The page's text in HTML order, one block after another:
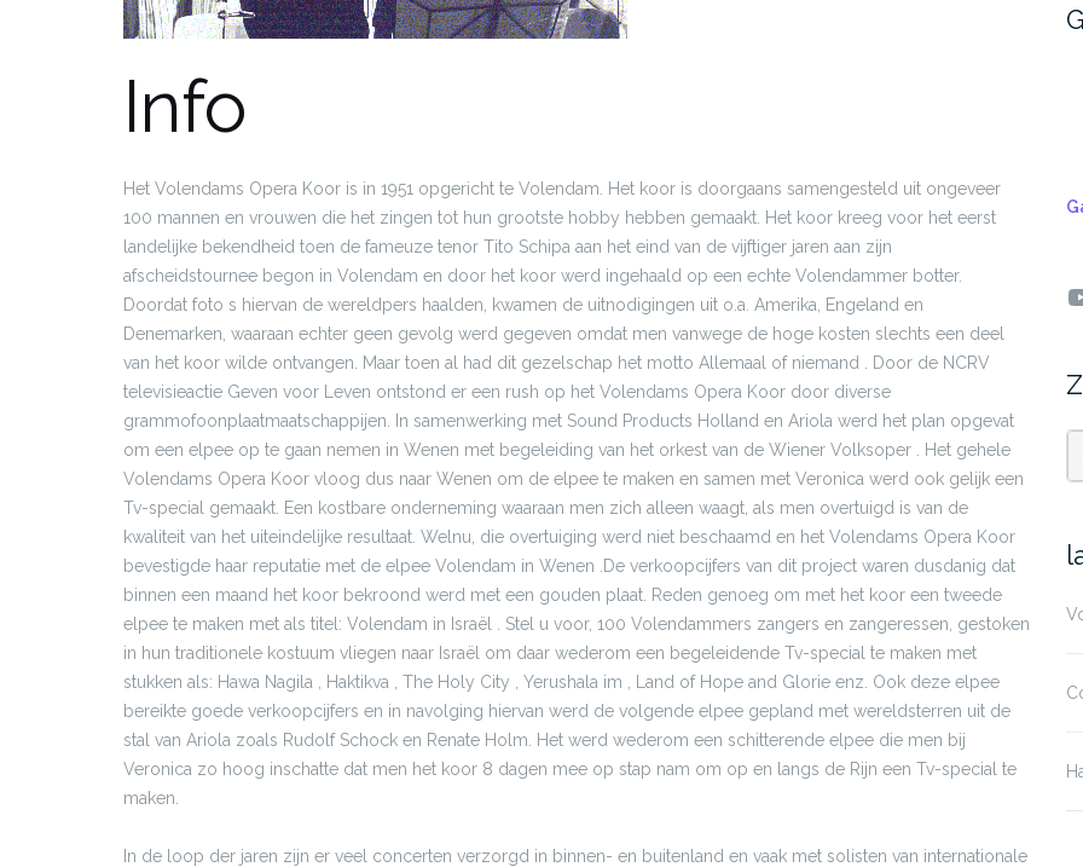
Info
Het Volendams Opera Koor is in 1951 opgericht te Volendam. Het koor is doorgaans samengesteld uit ongeveer
100 mannen en vrouwen die het zingen tot hun grootste hobby hebben gemaakt. Het koor kreeg voor het eerst
landelijke bekendheid toen de fameuze tenor Tito Schipa aan het eind van de vijftiger jaren aan zijn
afscheidstournee begon in Volendam en door het koor werd ingehaald op een echte Volendammer botter.
Doordat foto s hiervan de wereldpers haalden, kwamen de uitnodigingen uit o.a. Amerika, Engeland en
Denemarken, waaraan echter geen gevolg werd gegeven omdat men vanwege de hoge kosten slechts een deel
van het koor wilde ontvangen. Maar toen al had dit gezelschap het motto Allemaal of niemand . Door de NCRV
televisieactie Geven voor Leven ontstond er een rush op het Volendams Opera Koor door diverse
grammofoonplaatmaatschappijen. In samenwerking met Sound Products Holland en Ariola werd het plan opgevat
om een elpee op te gaan nemen in Wenen met begeleiding van het orkest van de Wiener Volksoper . Het gehele
Volendams Opera Koor vloog dus naar Wenen om de elpee te maken en samen met Veronica werd ook gelijk een
Tv-special gemaakt. Een kostbare onderneming waaraan men zich alleen waagt, als men overtuigd is van de
kwaliteit van het uiteindelijke resultaat. Welnu, die overtuiging werd niet beschaamd en het Volendams Opera Koor
bevestigde haar reputatie met de elpee Volendam in Wenen .De verkoopcijfers van dit project waren dusdanig dat
binnen een maand het koor bekroond werd met een gouden plaat. Reden genoeg om met het koor een tweede
elpee te maken met als titel: Volendam in Israël . Stel u voor, 100 Volendammers zangers en zangeressen, gestoken
in hun traditionele kostuum vliegen naar Israël om daar wederom een begeleidende Tv-special te maken met
stukken als: Hawa Nagila , Haktikva , The Holy City , Yerushala im , Land of Hope and Glorie enz. Ook deze elpee
bereikte goede verkoopcijfers en in navolging hiervan werd de volgende elpee gepland met wereldsterren uit de
stal van Ariola zoals Rudolf Schock en Renate Holm. Het werd wederom een schitterende elpee die men bij
Veronica zo hoog inschatte dat men het koor 8 dagen mee op stap nam om op en langs de Rijn een Tv-special te
maken.
In de loop der jaren zijn er veel concerten verzorgd in binnen- en buitenland en vaak met solisten van internationale